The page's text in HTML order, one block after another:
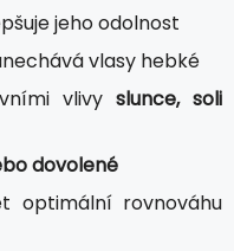
jeho odolnost
vlasy hebké
vlivy slunce, soli
dovolené
optimální rovnováhu